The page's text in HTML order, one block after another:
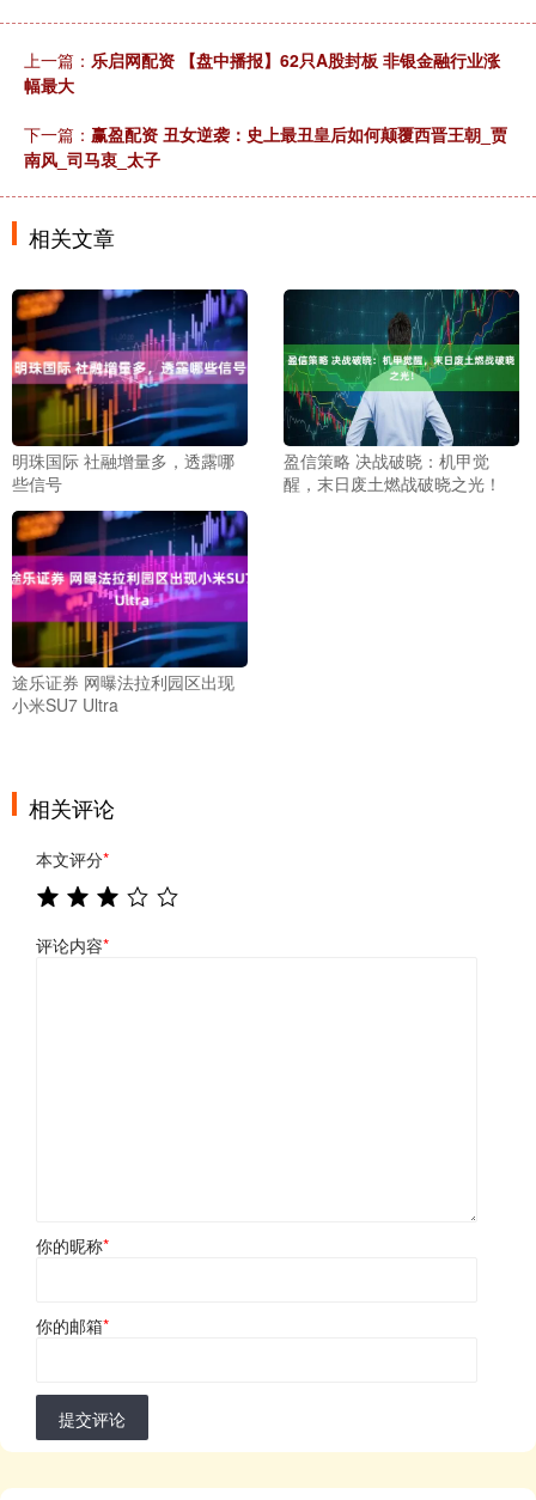
上一篇： 乐启网配资 【盘中播报】62只A股封板 非银金融行业涨
幅最大
下一篇： 赢盈配资 丑女逆袭：史上最丑皇后如何颠覆西晋王朝_贾
南风_司马衷_太子
相关文章
明珠国际 社融增量多，透露哪
些信号
盈信策略 决战破晓：机甲觉
醒，末日废土燃战破晓之光！
途乐证券 网曝法拉利园区出现
小米SU7 Ultra
相关评论
本文评分*
评论内容*
你的昵称*
你的邮箱*
提交评论